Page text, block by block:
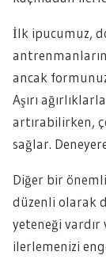
İlk ipucumuz,
ancak
Aşırı
artırabilirken,
sağlar.
Diğer bir
düzenli olarak
yeteneği
ilerlemenizi